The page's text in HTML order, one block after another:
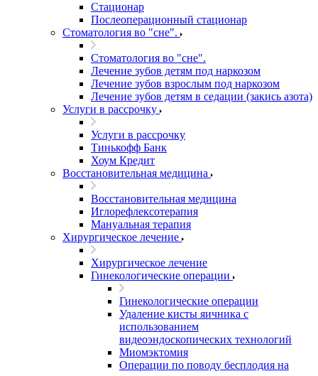
Стационар
Послеоперационный стационар
Стоматология во "сне".
Стоматология во "сне".
Лечение зубов детям под наркозом
Лечение зубов взрослым под наркозом
Лечение зубов детям в седации (закись азота)
Услуги в рассрочку
Услуги в рассрочку
Тинькофф Банк
Хоум Кредит
Восстановительная медицина
Восстановительная медицина
Иглорефлексотерапия
Мануальная терапия
Хирургическое лечение
Хирургическое лечение
Гинекологические операции
Гинекологические операции
Удаление кисты яичника с
использованием
видеоэндоскопических технологий
Миомэктомия
Операции по поводу бесплодия на